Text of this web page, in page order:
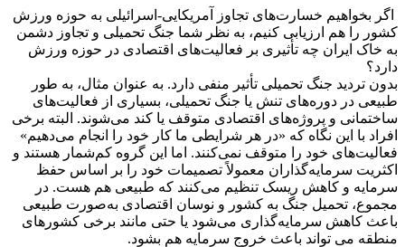
اگر بخواهیم خسارت‌های تجاوز آمریکایی-اسرائیلی به حوزه ورزش
کشور را هم ارزیابی کنیم، به نظر شما جنگ تحمیلی و تجاوز دشمن
به خاک ایران چه تأثیری بر فعالیت‌های اقتصادی در حوزه ورزش
دارد؟
بدون تردید جنگ تحمیلی تأثیر منفی دارد. به عنوان مثال، به طور
طبیعی در دوره‌های تنش یا جنگ تحمیلی، بسیاری از فعالیت‌های
ساختمانی و پروژه‌های اقتصادی متوقف یا کند می‌شوند. البته برخی
افراد با این نگاه که «در هر شرایطی ما کار خود را انجام می‌دهیم»
فعالیت‌های خود را متوقف نمی‌کنند. اما این گروه کم‌شمار هستند و
اکثریت سرمایه‌گذاران معمولاً تصمیمات خود را بر اساس حفظ
سرمایه و کاهش ریسک تنظیم می‌کنند که طبیعی هم هست. در
مجموع، تحمیل جنگ به کشور و نوسان اقتصادی به‌صورت طبیعی
باعث کاهش سرمایه‌گذاری می‌شود یا حتی مانند برخی کشورهای
منطقه می تواند باعث خروج سرمایه هم بشود.